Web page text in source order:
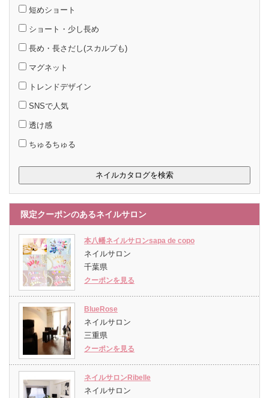
短めショート
ショート・少し長め
長め・長さだし(スカルプも)
マグネット
トレンドデザイン
SNSで人気
透け感
ちゅるちゅる
限定クーポンのあるネイルサロン
本八幡ネイルサロンsapa de copo
ネイルサロン
千葉県
クーポンを見る
BlueRose
ネイルサロン
三重県
クーポンを見る
ネイルサロンRibelle
ネイルサロン